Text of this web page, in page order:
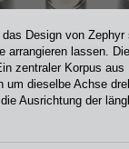
Design von Zephyr
lassen.
zentraler Korpus
um dieselbe Achse
Ausrichtung der